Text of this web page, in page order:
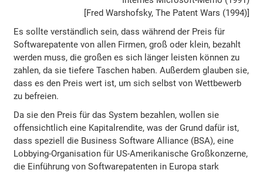
[Fred Warshofsky, The Patent Wars (1994)]
Es sollte verständlich sein, dass während der Preis für
Softwarepatente von allen Firmen, groß oder klein, bezahlt
werden muss, die großen es sich länger leisten können zu
zahlen, da sie tiefere Taschen haben. Außerdem glauben sie,
dass es den Preis wert ist, um sich selbst von Wettbewerb
zu befreien.
Da sie den Preis für das System bezahlen, wollen sie
offensichtlich eine Kapitalrendite, was der Grund dafür ist,
dass speziell die Business Software Alliance (BSA), eine
Lobbying-Organisation für US-Amerikanische Großkonzerne,
die Einführung von Softwarepatenten in Europa stark